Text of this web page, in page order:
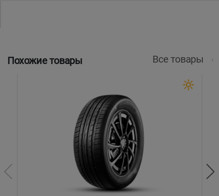
Похожие товары Все товары